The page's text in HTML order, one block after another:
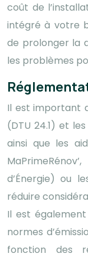
coût de
intégré à votre
de prolonger la
les problèmes
Il est important
(DTU 24.1) et
ainsi que les
d’Énergie) ou
réduire
Il est
normes
fonction des